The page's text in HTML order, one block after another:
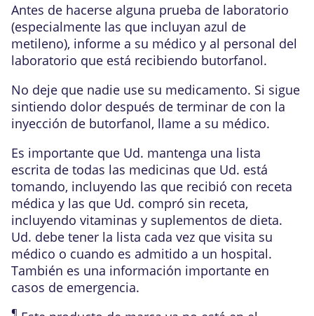
Antes de hacerse alguna prueba de laboratorio
(especialmente las que incluyan azul de
metileno), informe a su médico y al personal del
laboratorio que está recibiendo butorfanol.
No deje que nadie use su medicamento. Si sigue
sintiendo dolor después de terminar de con la
inyección de butorfanol, llame a su médico.
Es importante que Ud. mantenga una lista
escrita de todas las medicinas que Ud. está
tomando, incluyendo las que recibió con receta
médica y las que Ud. compró sin receta,
incluyendo vitaminas y suplementos de dieta.
Ud. debe tener la lista cada vez que visita su
médico o cuando es admitido a un hospital.
También es una información importante en
casos de emergencia.
¶